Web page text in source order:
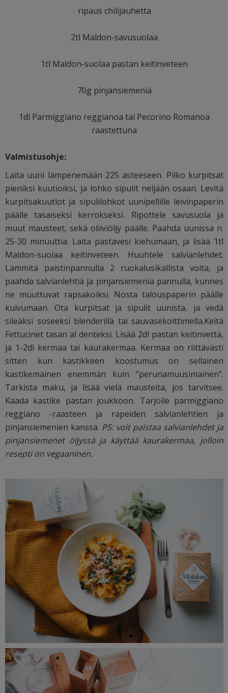
ripaus chilijauhetta
2tl Maldon-savusuolaa
1tl Maldon-suolaa pastan keitinveteen
70g pinjansiemeniä
1dl Parmiggiano reggianoa tai Pecorino Romanoa
raastettuna
Valmistusohje:
Laita uuni lämpenemään 225 asteeseen. Pilko kurpitsat
pieniksi kuutioiksi, ja lohko sipulit neljään osaan. Levitä
kurpitsakuutiot ja sipulilohkot uunipellille leivinpaperin
päälle tasaiseksi kerrokseksi. Ripottele savusuola ja
muut mausteet, sekä oliiviöljy päälle. Paahda uunissa n.
25-30 minuuttia. Laita pastavesi kiehumaan, ja lisää 1tl
Maldon-suolaa keitinveteen. Huuhtele salvianlehdet.
Lämmitä paistinpannulla 2 ruokalusikallista voita, ja
paahda salvianlehtiä ja pinjansiemeniä pannulla, kunnes
ne muuttuvat rapsakoiksi. Nosta talouspaperin päälle
kuivumaan. Ota kurpitsat ja sipulit uunista, ja vedä
sileäksi soseeksi blenderillä tai sauvasekoittimella.Keitä
Fettucinet tasan al denteksi. Lisää 2dl pastan keitinvettä,
ja 1-2dl kermaa tai kaurakermaa. Kermaa on riittävästi
sitten kun kastikkeen koostumus on sellainen
kastikemainen enemmän kuin ”perunamuusimainen”.
Tarkista maku, ja lisää vielä mausteita, jos tarvitsee.
Kaada kastike pastan joukkoon. Tarjoile parmiggiano
reggiano -raasteen ja rapeiden salvianlehtien ja
pinjansiemenien kanssa. PS: voit paistaa salvianlehdet ja
pinjansiemenet öljyssä ja käyttää kaurakermaa, jolloin
resepti on vegaaninen.